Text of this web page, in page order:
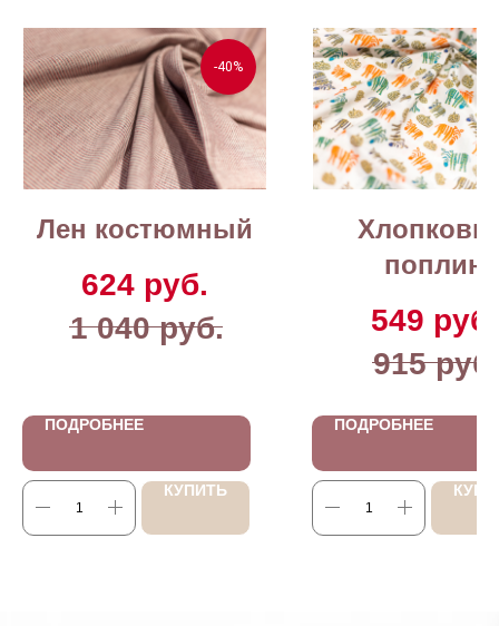
-40%
Лен костюмный
624 руб.
1 040 руб.
ПОДРОБНЕЕ
КУПИТЬ
поплин
549 руб.
915 руб.
ПОДРОБНЕЕ